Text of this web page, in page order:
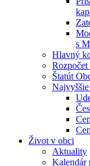
s
Hlavný
Rozpočet
Štatút
Život v obci
Aktuality
Kalendár